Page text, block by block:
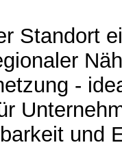
Standort
-
und